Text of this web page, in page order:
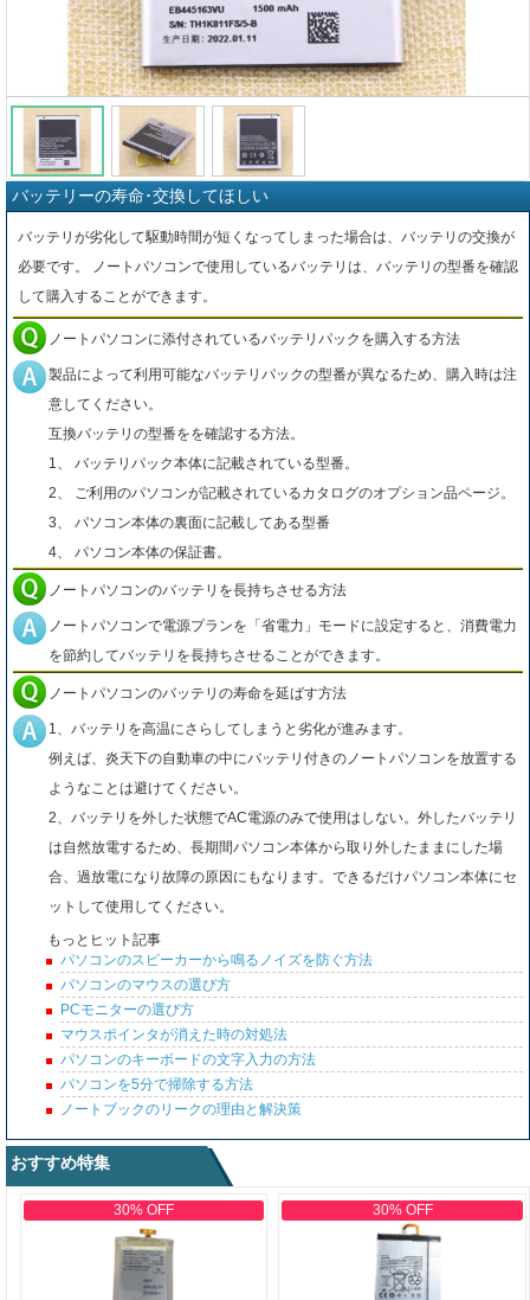
バッテリーの寿命･交換してほしい
バッテリが劣化して駆動時間が短くなってしまった場合は、バッテリの交換が
必要です。 ノートパソコンで使用しているバッテリは、バッテリの型番を確認
して購入することができます。
ノートパソコンに添付されているバッテリパックを購入する方法
製品によって利用可能なバッテリパックの型番が異なるため、購入時は注
意してください。
互換バッテリの型番をを確認する方法。
1、 バッテリパック本体に記載されている型番。
2、 ご利用のパソコンが記載されているカタログのオプション品ページ。
3、 パソコン本体の裏面に記載してある型番
4、 パソコン本体の保証書。
ノートパソコンのバッテリを長持ちさせる方法
ノートパソコンで電源プランを「省電力」モードに設定すると、消費電力
を節約してバッテリを長持ちさせることができます。
ノートパソコンのバッテリの寿命を延ばす方法
1、バッテリを高温にさらしてしまうと劣化が進みます。
例えば、炎天下の自動車の中にバッテリ付きのノートパソコンを放置する
ようなことは避けてください。
2、バッテリを外した状態でAC電源のみで使用はしない。外したバッテリ
は自然放電するため、長期間パソコン本体から取り外したままにした場
合、過放電になり故障の原因にもなります。できるだけパソコン本体にセ
ットして使用してください。
もっとヒット記事
パソコンのスピーカーから鳴るノイズを防ぐ方法
パソコンのマウスの選び方
PCモニターの選び方
マウスポインタが消えた時の対処法
パソコンのキーボードの文字入力の方法
パソコンを5分で掃除する方法
ノートブックのリークの理由と解決策
おすすめ特集
30% OFF 30% OFF